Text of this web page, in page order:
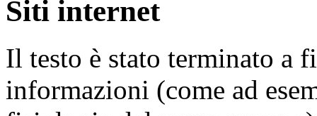
Siti internet
Il testo è stato terminato a
informazioni (come ad